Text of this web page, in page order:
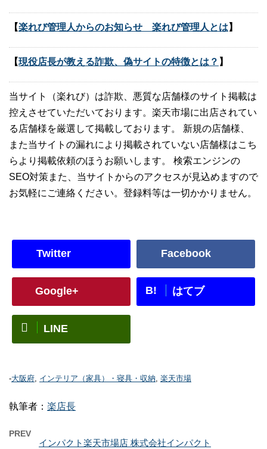
【楽れび管理人からのお知らせ 楽れび管理人とは 】
【現役店長が教える詐欺、偽サイトの特徴とは？ 】
当サイト（楽れび）は詐欺、悪質な店舗様のサイト掲載は
控えさせていただいております。楽天市場に出店されてい
る店舗様を厳選して掲載しております。 新規の店舗様、
また当サイトの漏れにより掲載されていない店舗様はこち
らより掲載依頼のほうお願いします。 検索エンジンの
SEO対策また、当サイトからのアクセスが見込めますので
お気軽にご連絡ください。登録料等は一切かかりません。
Twitter Facebook
Google+ B! はてブ
LINE
-大阪府, インテリア（家具）・寝具・収納, 楽天市場
執筆者： 楽店長
PREV
インパクト楽天市場店 株式会社インパクト